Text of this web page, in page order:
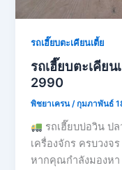
รถเฮี๊ยบตะเคียนเตี้ย
รถเฮี๊ยบตะเคีย
2990
พิชยาเครน/กุมภาพันธ์
รถเฮี๊ยบบ่อวิน ป
เครื่องจักร ครบวงจร
หากคุณกำลังมองหา